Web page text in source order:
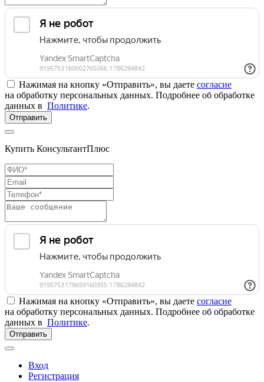
Нажимая на кнопку «Отправить», вы даете согласие
на обработку персональных данных. Подробнее об обработке
данных в Политике.
Отправить
Купить КонсультантПлюс
Нажимая на кнопку «Отправить», вы даете согласие
на обработку персональных данных. Подробнее об обработке
данных в Политике.
Отправить
Вход
Регистрация